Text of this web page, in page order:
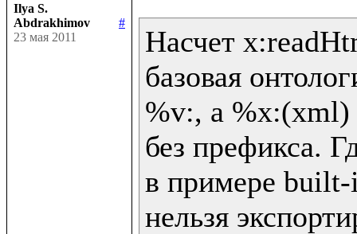
Ilya S.
Abdrakhimov
#
23 мая 2011
Насчет
базовая
%v:, а %x:(xml)
без префикса.
в примере built-
нельзя